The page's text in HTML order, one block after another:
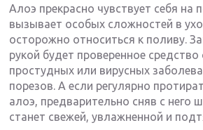
Алоэ прекрасно чувствует себя на
вызывает особых сложностей в
осторожно относиться к поливу.
рукой будет проверенное
простудных или вирусных
порезов. А если регулярно
алоэ, предварительно сняв с него
станет свежей, увлажненной и